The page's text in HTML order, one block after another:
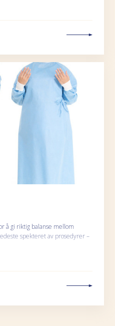
å gi riktig balanse mellom
spekteret av prosedyrer –